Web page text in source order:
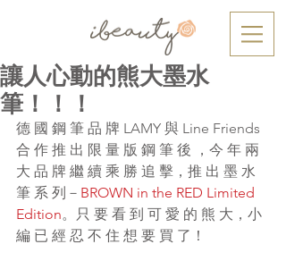
讓人心動的熊大墨水
筆！！！
德 國 鋼 筆 品 牌 LAMY 與 Line Friends
合 作 推 出 限 量 版 鋼 筆 後 ，今 年 兩
大 品 牌 繼 續 乘 勝 追 擊，推 出 墨 水
筆 系 列－ BROWN in the RED Limited
Edition。只 要 看 到 可 愛 的 熊 大，小
編 已 經 忍 不 住 想 要 買 了！